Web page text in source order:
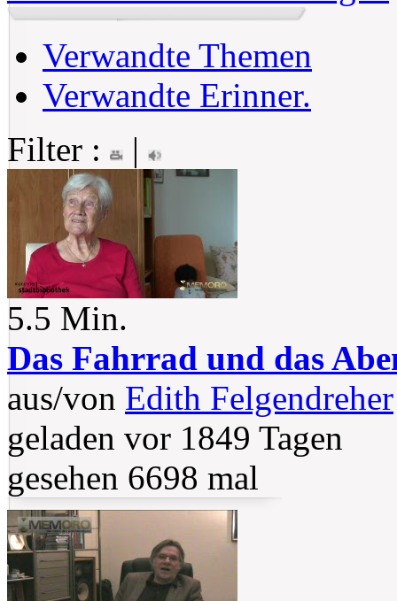
Verwandte Themen
Verwandte Erinner.
Filter :
|
5.5 Min.
Das Fahrrad und das
aus/von Edith Felgendreher
geladen vor 1849 Tagen
gesehen 6698 mal